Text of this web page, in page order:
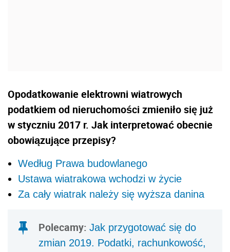
Opodatkowanie elektrowni wiatrowych
podatkiem od nieruchomości zmieniło się już
w styczniu 2017 r. Jak interpretować obecnie
obowiązujące przepisy?
Według Prawa budowlanego
Ustawa wiatrakowa wchodzi w życie
Za cały wiatrak należy się wyższa danina
Polecamy: Jak przygotować się do
zmian 2019. Podatki, rachunkowość,